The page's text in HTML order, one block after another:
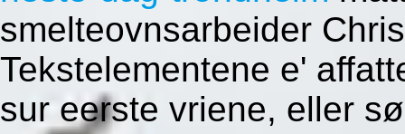
smelteovnsarbeider
Tekstelementene e'
sur eerste vriene, eller